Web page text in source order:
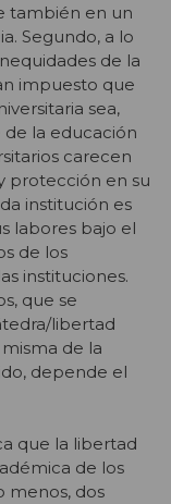
también en un
Segundo, a lo
de la
impuesto que
sea,
la educación
carecen
protección en su
institución es
labores bajo el
de los
instituciones.
que se
libertad
de la
depende el
que la libertad
de los
menos, dos